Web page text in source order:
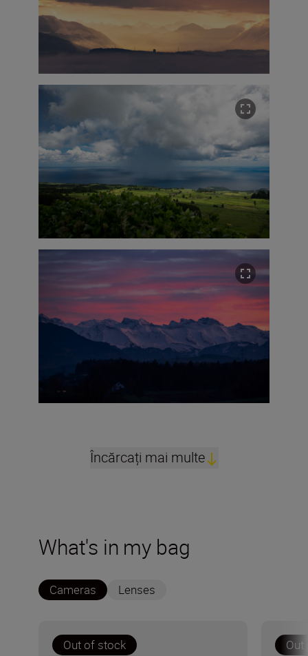
Încărcați mai multe
What's in my bag
Cameras Lenses
Out of stock